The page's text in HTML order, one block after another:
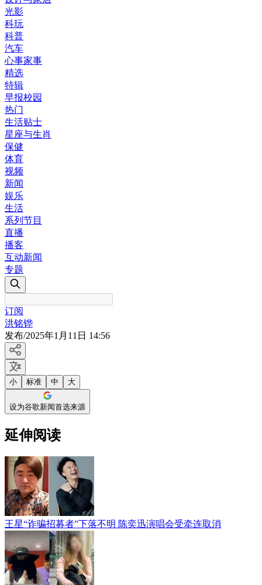
光影
科玩
科普
汽车
心事家事
精选
特辑
早报校园
热门
生活贴士
星座与生肖
保健
体育
视频
新闻
娱乐
生活
系列节目
直播
播客
互动新闻
专题
订阅
洪铭铧
发布/2025年1月11日 14:56
小 标准 中 大
设为谷歌新闻首选来源
延伸阅读
王星“诈骗招募者”下落不明 陈奕迅演唱会受牵连取消